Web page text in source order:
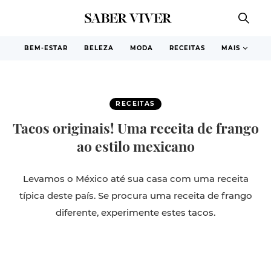
BEM-ESTAR BELEZA MODA RECEITAS MAIS
RECEITAS
Tacos originais! Uma receita de frango
ao estilo mexicano
Levamos o México até sua casa com uma receita
típica deste país. Se procura uma receita de frango
diferente, experimente estes tacos.